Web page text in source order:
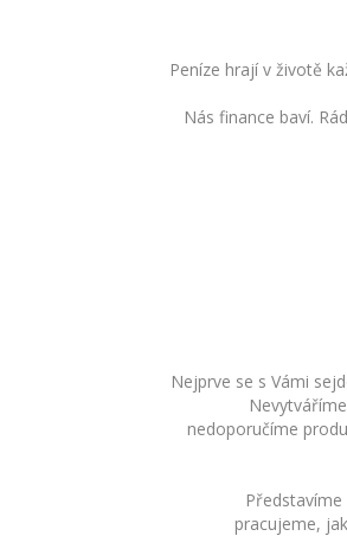
Peníze hrají v životě
Nás finance baví.
Nejprve se s Vámi
nedoporučíme
pracujeme,